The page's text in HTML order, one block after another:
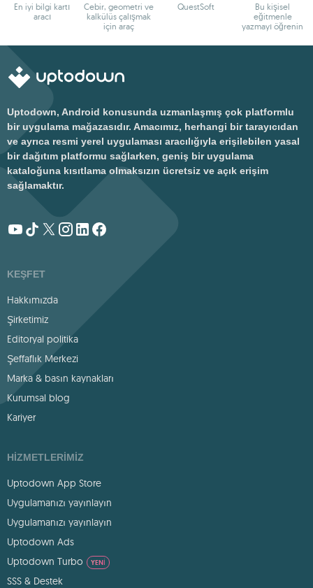
En iyi bilgi kartı
aracı
Cebir, geometri ve
kalkülüs çalışmak
için araç
QuestSoft
Bu kişisel
eğitmenle
yazmayı öğrenin
Uptodown, Android konusunda uzmanlaşmış çok platformlu
bir uygulama mağazasıdır. Amacımız, herhangi bir tarayıcıdan
ve ayrıca resmi yerel uygulaması aracılığıyla erişilebilen yasal
bir dağıtım platformu sağlarken, geniş bir uygulama
kataloğuna kısıtlama olmaksızın ücretsiz ve açık erişim
sağlamaktır.
KEŞFET
Hakkımızda
Şirketimiz
Editoryal politika
Şeffaflık Merkezi
Marka & basın kaynakları
Kurumsal blog
Kariyer
HIZMETLERIMIZ
Uptodown App Store
Uygulamanızı yayınlayın
Uygulamanızı yayınlayın
Uptodown Ads
Uptodown Turbo
YENI
SSS & Destek